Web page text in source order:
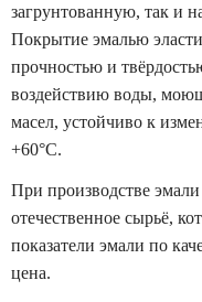
загрунтованную, так и
Покрытие эмалью
прочностью и
воздействию воды,
масел, устойчиво к
+60°С.
При производстве эмали
отечественное сырьё,
показатели эмали по
цена.